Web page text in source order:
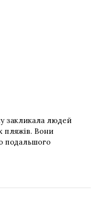
закликала людей
пляжів. Вони
подальшого